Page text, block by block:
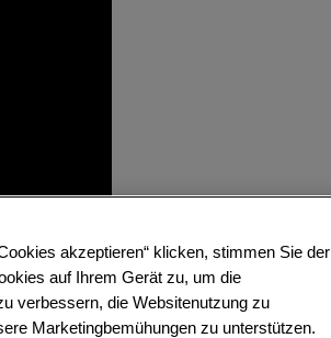
akzeptieren“ klicken, stimmen Sie der
auf Ihrem Gerät zu, um die
verbessern, die Websitenutzung zu
Marketingbemühungen zu unterstützen.